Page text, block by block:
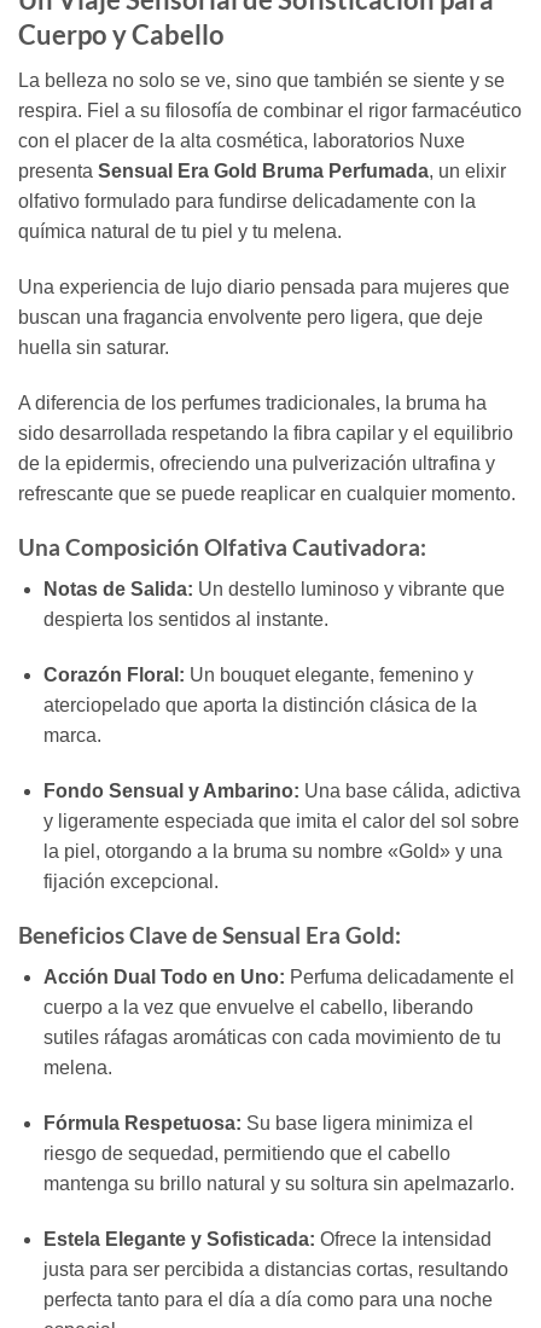
Cuerpo y Cabello
La belleza no solo se ve, sino que también se siente y se
respira. Fiel a su filosofía de combinar el rigor farmacéutico
con el placer de la alta cosmética, laboratorios Nuxe
presenta Sensual Era Gold Bruma Perfumada, un elixir
olfativo formulado para fundirse delicadamente con la
química natural de tu piel y tu melena.
Una experiencia de lujo diario pensada para mujeres que
buscan una fragancia envolvente pero ligera, que deje
huella sin saturar.
A diferencia de los perfumes tradicionales, la bruma ha
sido desarrollada respetando la fibra capilar y el equilibrio
de la epidermis, ofreciendo una pulverización ultrafina y
refrescante que se puede reaplicar en cualquier momento.
Una Composición Olfativa Cautivadora:
Notas de Salida: Un destello luminoso y vibrante que
despierta los sentidos al instante.
Corazón Floral: Un bouquet elegante, femenino y
aterciopelado que aporta la distinción clásica de la
marca.
Fondo Sensual y Ambarino: Una base cálida, adictiva
y ligeramente especiada que imita el calor del sol sobre
la piel, otorgando a la bruma su nombre «Gold» y una
fijación excepcional.
Beneficios Clave de Sensual Era Gold:
Acción Dual Todo en Uno: Perfuma delicadamente el
cuerpo a la vez que envuelve el cabello, liberando
sutiles ráfagas aromáticas con cada movimiento de tu
melena.
Fórmula Respetuosa: Su base ligera minimiza el
riesgo de sequedad, permitiendo que el cabello
mantenga su brillo natural y su soltura sin apelmazarlo.
Estela Elegante y Sofisticada: Ofrece la intensidad
justa para ser percibida a distancias cortas, resultando
perfecta tanto para el día a día como para una noche